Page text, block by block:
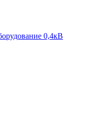
0,4кВ